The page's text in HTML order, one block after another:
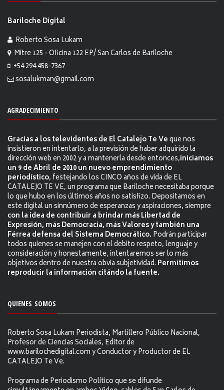
Bariloche Digital
Roberto Sosa Lukam
Mitre 125 - Oficina 122 EP/ San Carlos de Bariloche
+54 294 458-7367
sosalukman@gmail.com
AGRADECIMIENTO
Gracias a los televidentes de El Catalejo Te Veque nos
insistieron en intentarlo, a la previsión de haber adquirido la
dirección web en 2002 y a mantenerla desde entonces,iniciamos
un 9 de Abril de 2010 un nuevo emprendimiento
periodístico, festejando los CINCO años de vida de EL
CATALEJO TE VE, un programa que Bariloche necesitaba porque
lo que hubo en los últimos años no satisfizo. Depositamos en
este digital un sinnúmero de esperanzas y aspiraciones, siempre
con la idea de contribuir a brindar más Libertad de
Expresión, más Democracia, más Valores y también una
Férrea defensa del Sistema Democrático. Podrán participar
todos quienes se manejen con el debito respeto, lenguaje y
consideración y honestamente, intentaremos ser lo más
objetivos dentro de nuestra obvia subjetividad. Permitimos
reproducir la información citándo la fuente.
QUIENES SOMOS
Roberto Sosa Lukam Periodista, Martillero Público Nacional,
Profesor de Ciencias Sociales, Editor de
www.barilochedigital.com y Conductor y Productor de EL
CATALEJO Te Ve.
Programa de Periodismo Político que se difunde